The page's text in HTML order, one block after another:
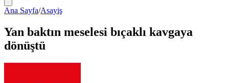
Ana Sayfa/Asayiş
Yan baktın meselesi bıçaklı kavgaya
dönüştü